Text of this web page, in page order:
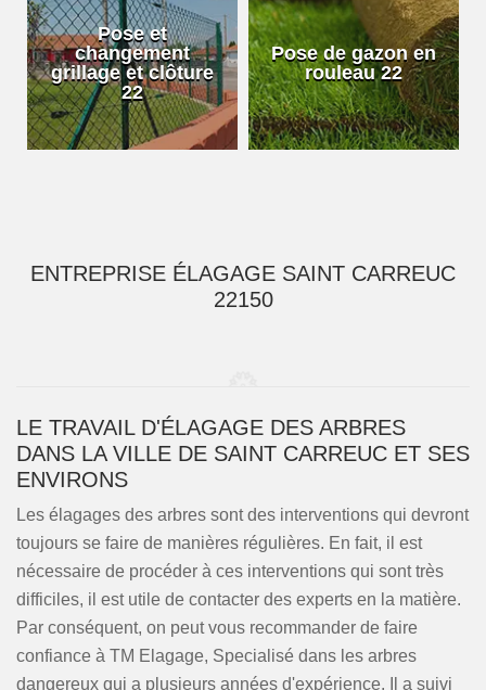
Pose et
changement
grillage et clôture
22
Pose de gazon en
rouleau 22
ENTREPRISE ÉLAGAGE SAINT CARREUC
22150
LE TRAVAIL D'ÉLAGAGE DES ARBRES
DANS LA VILLE DE SAINT CARREUC ET SES
ENVIRONS
Les élagages des arbres sont des interventions qui devront
toujours se faire de manières régulières. En fait, il est
nécessaire de procéder à ces interventions qui sont très
difficiles, il est utile de contacter des experts en la matière.
Par conséquent, on peut vous recommander de faire
confiance à TM Elagage, Specialisé dans les arbres
dangereux qui a plusieurs années d'expérience. Il a suivi